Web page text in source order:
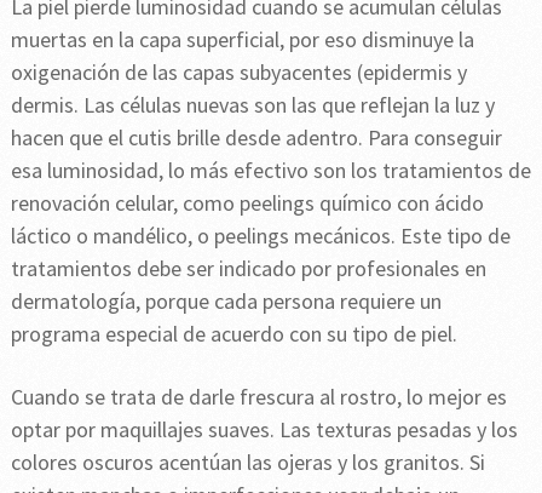
La piel pierde luminosidad cuando se acumulan células
muertas en la capa superficial, por eso disminuye la
oxigenación de las capas subyacentes (epidermis y
dermis. Las células nuevas son las que reflejan la luz y
hacen que el cutis brille desde adentro. Para conseguir
esa luminosidad, lo más efectivo son los tratamientos de
renovación celular, como peelings químico con ácido
láctico o mandélico, o peelings mecánicos. Este tipo de
tratamientos debe ser indicado por profesionales en
dermatología, porque cada persona requiere un
programa especial de acuerdo con su tipo de piel.
Cuando se trata de darle frescura al rostro, lo mejor es
optar por maquillajes suaves. Las texturas pesadas y los
colores oscuros acentúan las ojeras y los granitos. Si